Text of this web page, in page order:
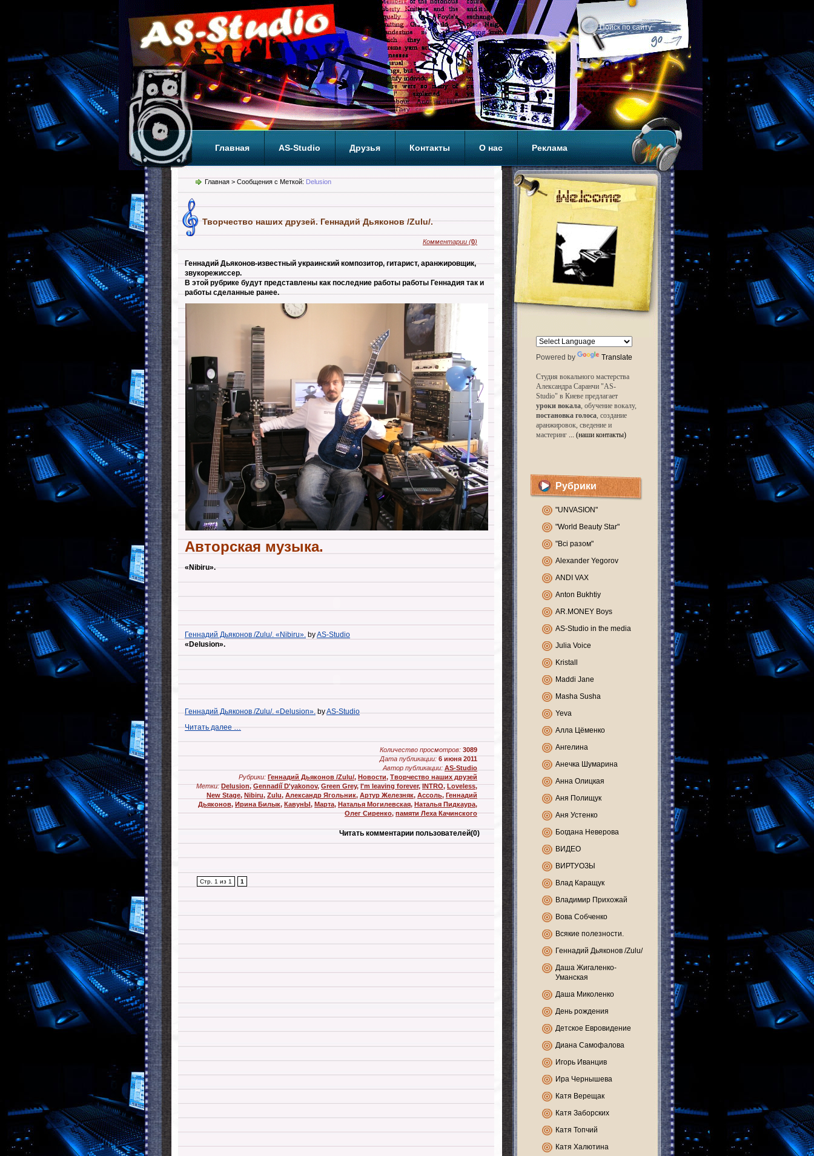
Главная AS-Studio Друзья Контакты О нас Реклама
Теги ТОП
Powered by Translate
Студия вокального мастерства
Александра Саранчи "AS-
Studio" в Киеве предлагает
уроки вокала, обучение вокалу,
постановка голоса, создание
аранжировок, сведение и
мастеринг ... (наши контакты)
Рубрики
"UNVASION"
"World Beauty Star"
"Всі разом"
Alexander Yegorov
ANDI VAX
Anton Bukhtiy
AR.MONEY Boys
AS-Studio in the media
Julia Voice
Kristall
Maddi Jane
Masha Susha
Yeva
Алла Цёменко
Ангелина
Анечка Шумарина
Анна Олицкая
Аня Полищук
Аня Устенко
Богдана Неверова
ВИДЕО
ВИРТУОЗЫ
Влад Каращук
Владимир Прихожай
Вова Собченко
Всякие полезности.
Геннадий Дьяконов /Zulu/
Даша Жигаленко-
Уманская
Даша Миколенко
День рождения
Детское Евровидение
Диана Самофалова
Игорь Иванцив
Ира Чернышева
Катя Верещак
Катя Заборских
Катя Топчий
Катя Халютина
Главная > Сообщения с Меткой: Delusion
Творчество наших друзей. Геннадий Дьяконов /Zulu/.
Комментарии (0)
Геннадий Дьяконов-известный украинский композитор, гитарист, аранжировщик,
звукорежиссер.
В этой рубрике будут представлены как последние работы работы Геннадия так и
работы сделанные ранее.
Авторская музыка.
«Nibiru».
Геннадий Дьяконов /Zulu/. «Nibiru». byAS-Studio
«Delusion».
Геннадий Дьяконов /Zulu/. «Delusion».byAS-Studio
Читать далее …
Количество просмотров: 3089
Дата публикации: 6 июня 2011
Автор публикации: AS-Studio
Рубрики: Геннадий Дьяконов /Zulu/, Новости, Творчество наших друзей
Метки: Delusion,Gennadiĭ Dʹyakonov,Green Grey,I'm leaving forever,INTRO,Loveless,
New Stage, Nibiru, Zulu, Александр Ягольник, Артур Железняк, Ассоль, Геннадий
Дьяконов, Ирина Билык, КавунЫ, Марта, Наталья Могилевская, Наталья Пидкаура,
Олег Сиренко,памяти Леха Качинского
Читать комментарии пользователей(0)
Стр. 1 из 1 1